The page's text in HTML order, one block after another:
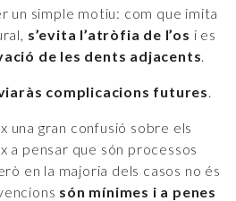
un simple motiu: com que imita
s’evita l’atròfia de l’os i es
de les dents adjacents.
complicacions futures.
una gran confusió sobre els
a pensar que són processos
en la majoria dels casos no és
són mínimes i a penes